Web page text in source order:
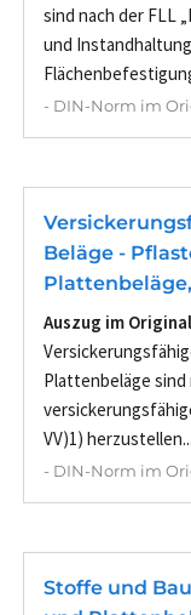
sind nach der FLL
und
- DIN-Norm im
Beläge -
Auszug im
Plattenbeläge
VV)1)
- DIN-Norm im
Stoffe und